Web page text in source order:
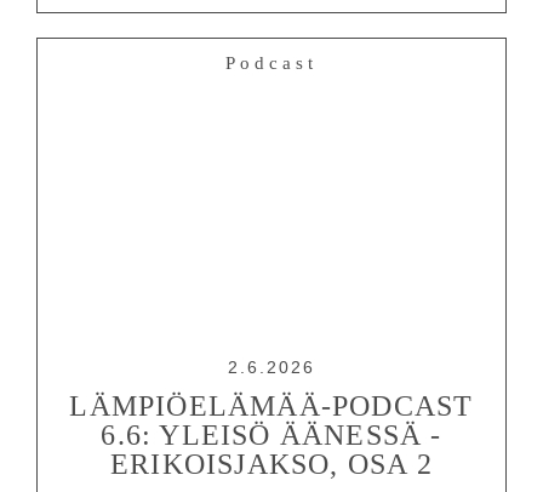
Podcast
2.6.2026
LÄMPIÖELÄMÄÄ-PODCAST
6.6: YLEISÖ ÄÄNESSÄ -
ERIKOISJAKSO, OSA 2